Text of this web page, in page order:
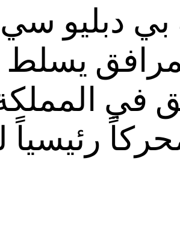
دبليو
في